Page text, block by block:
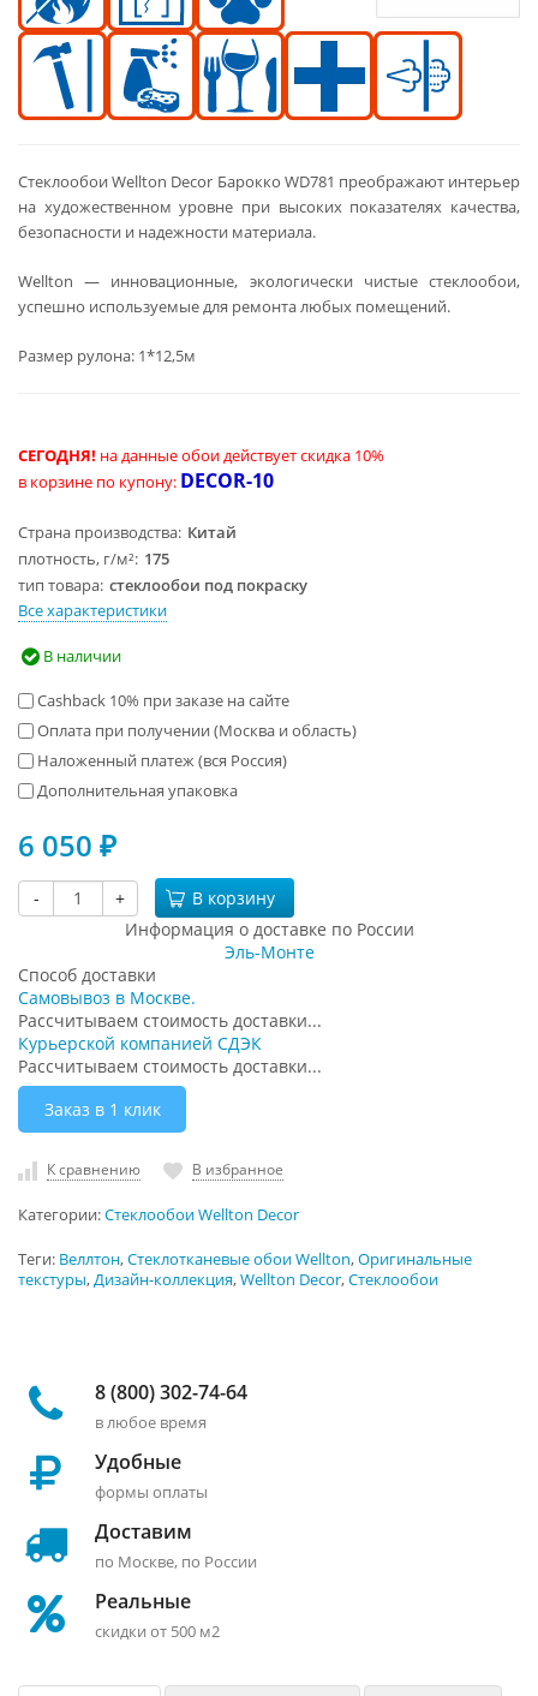
Стеклообои Wellton Decor Барокко WD781 преображают интерьер
на художественном уровне при высоких показателях качества,
безопасности и надежности материала.
Wellton — инновационные, экологически чистые стеклообои,
успешно используемые для ремонта любых помещений.
Размер рулона: 1*12,5м
СЕГОДНЯ! на данные обои действует скидка 10%
в корзине по купону: DECOR-10
Страна производства Китай
плотность, г/м² 175
тип товара стеклообои под покраску
Все характеристики
В наличии
Cashback 10% при заказе на сайте
Оплата при получении (Москва и область)
Наложенный платеж (вся Россия)
Дополнительная упаковка
6 050 ₽
- +
В корзину
Информация о доставке по России
Эль-Монте
Способ доставки
Самовывоз в Москве.
Рассчитываем стоимость доставки...
Курьерской компанией СДЭК
Рассчитываем стоимость доставки...
Заказ в 1 клик
К сравнению В избранное
Категории:Стеклообои Wellton Decor
Теги: Веллтон,Стеклотканевые обои Wellton,Оригинальные
текстуры,Дизайн-коллекция,Wellton Decor,Стеклообои
8 (800) 302-74-64
в любое время
Удобные
формы оплаты
Доставим
по Москве, по России
Реальные
скидки от 500 м2